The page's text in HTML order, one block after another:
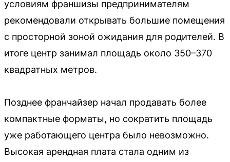
условиям франшизы предпринимателям
рекомендовали открывать большие помещения
с просторной зоной ожидания для родителей. В
итоге центр занимал площадь около 350–370
квадратных метров.
Позднее франчайзер начал продавать более
компактные форматы, но сократить площадь
уже работающего центра было невозможно.
Высокая арендная плата стала одним из